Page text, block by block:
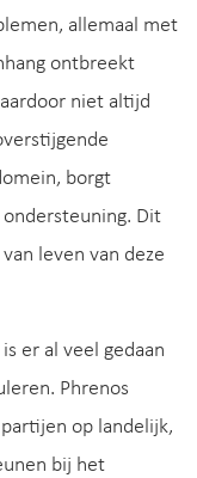
allemaal met
ontbreekt
niet altijd
borgt
ondersteuning. Dit
leven van deze
er al veel gedaan
Phrenos
op landelijk,
bij het